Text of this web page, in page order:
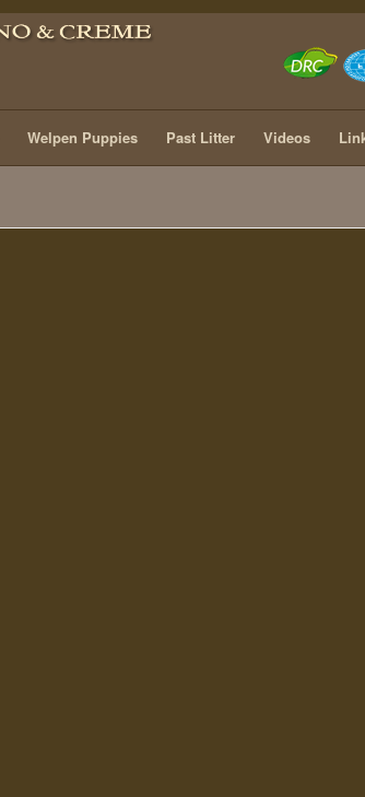
Welpen Puppies Past Litter Videos